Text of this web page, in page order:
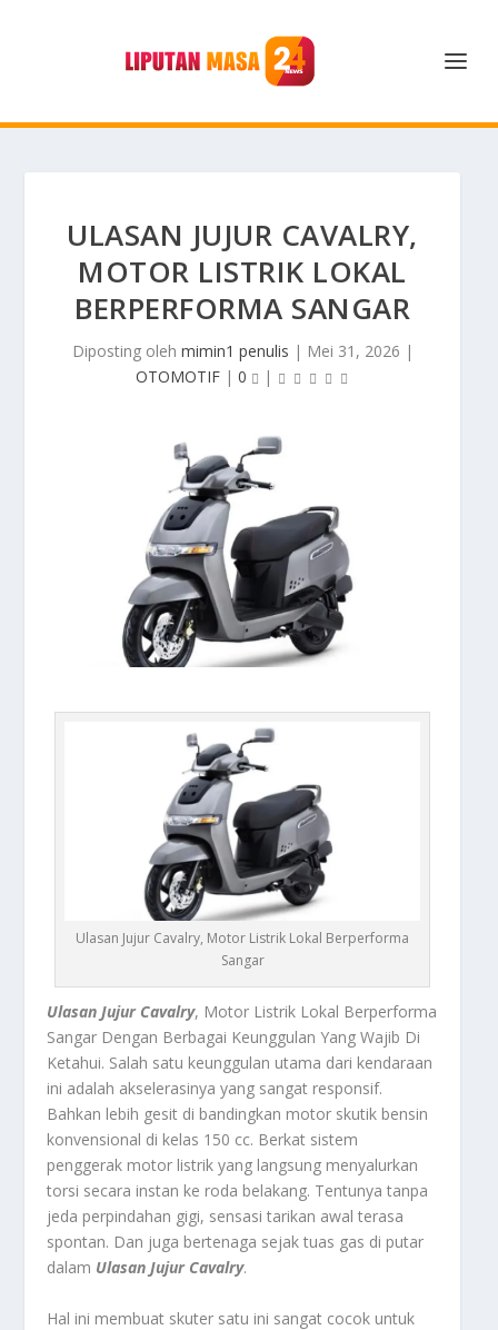
ULASAN JUJUR CAVALRY,
MOTOR LISTRIK LOKAL
BERPERFORMA SANGAR
Diposting oleh mimin1 penulis | Mei 31, 2026 |
OTOMOTIF| 0 |
Ulasan Jujur Cavalry, Motor Listrik Lokal Berperforma
Sangar
Ulasan Jujur Cavalry, Motor Listrik Lokal Berperforma
Sangar Dengan Berbagai Keunggulan Yang Wajib Di
Ketahui. Salah satu keunggulan utama dari kendaraan
ini adalah akselerasinya yang sangat responsif.
Bahkan lebih gesit di bandingkan motor skutik bensin
konvensional di kelas 150 cc. Berkat sistem
penggerak motor listrik yang langsung menyalurkan
torsi secara instan ke roda belakang. Tentunya tanpa
jeda perpindahan gigi, sensasi tarikan awal terasa
spontan. Dan juga bertenaga sejak tuas gas di putar
dalam Ulasan Jujur Cavalry.
Hal ini membuat skuter satu ini sangat cocok untuk